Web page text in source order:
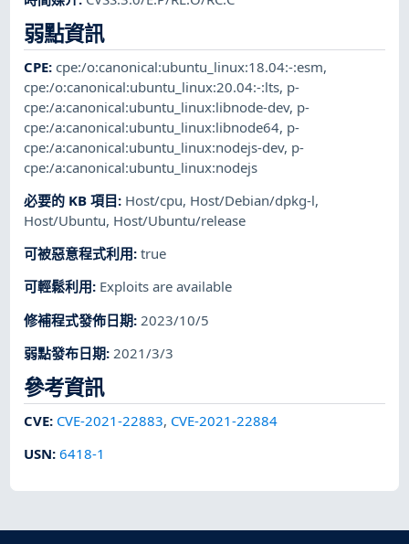
弱點資訊
CPE:cpe:/o:canonical:ubuntu_linux:18.04:-:esm,
cpe:/o:canonical:ubuntu_linux:20.04:-:lts, p-
cpe:/a:canonical:ubuntu_linux:libnode-dev, p-
cpe:/a:canonical:ubuntu_linux:libnode64, p-
cpe:/a:canonical:ubuntu_linux:nodejs-dev, p-
cpe:/a:canonical:ubuntu_linux:nodejs
必要的 KB 項目: Host/cpu, Host/Debian/dpkg-l,
Host/Ubuntu, Host/Ubuntu/release
可被惡意程式利用:true
可輕鬆利用: Exploits are available
修補程式發佈日期: 2023/10/5
弱點發布日期:2021/3/3
參考資訊
CVE: CVE-2021-22883, CVE-2021-22884
USN:6418-1